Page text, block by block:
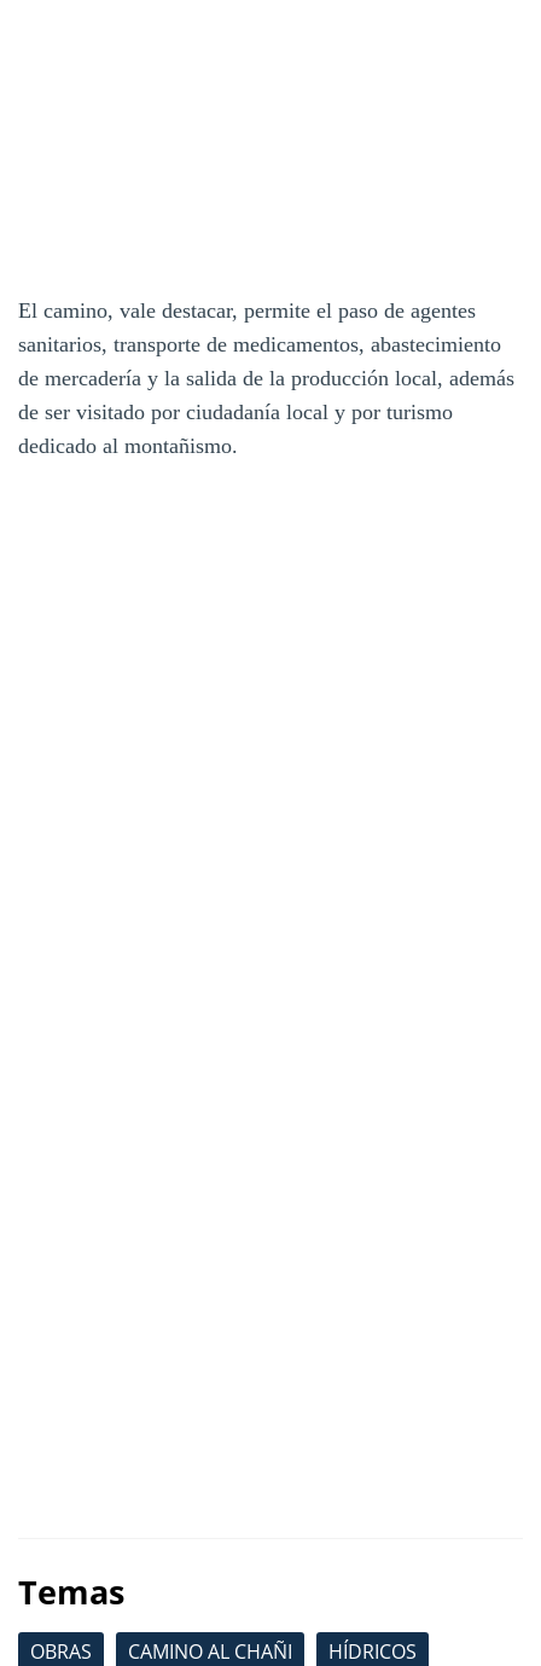
El camino, vale destacar, permite el paso de agentes
sanitarios, transporte de medicamentos, abastecimiento
de mercadería y la salida de la producción local, además
de ser visitado por ciudadanía local y por turismo
dedicado al montañismo.
Temas
OBRAS CAMINO AL CHAÑI HÍDRICOS